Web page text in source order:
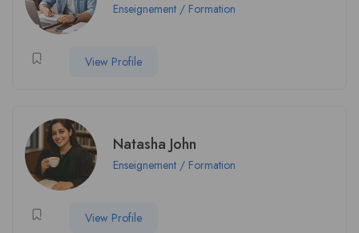
Enseignement / Formation
View Profile
Natasha John
Enseignement / Formation
View Profile